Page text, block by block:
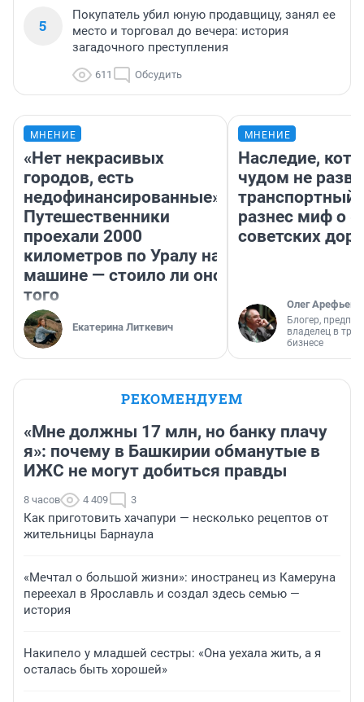
5
Покупатель убил юную продавщицу, занял ее
место и торговал до вечера: история
загадочного преступления
611 Обсудить
МНЕНИЕ
«Нет некрасивых
городов, есть
недофинансированные».
Путешественники
проехали 2000
километров по Уралу на
машине — стоило ли оно
того
Екатерина Литкевич
МНЕНИЕ
Наследие,
чудом не
транспортный
разнес миф о
советских
Олег Арефьев
Блогер,
владелец в
бизнесе
РЕКОМЕНДУЕМ
«Мне должны 17 млн, но банку плачу
я»: почему в Башкирии обманутые в
ИЖС не могут добиться правды
8 часов 4 409 3
Как приготовить хачапури — несколько рецептов от
жительницы Барнаула
«Мечтал о большой жизни»: иностранец из Камеруна
переехал в Ярославль и создал здесь семью —
история
Накипело у младшей сестры: «Она уехала жить, а я
осталась быть хорошей»